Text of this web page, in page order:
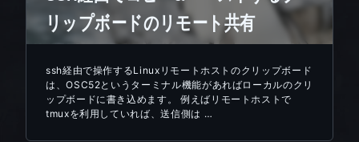
リップボードのリモート共有
ssh経由で操作するLinuxリモートホストのクリップボード
は、OSC52というターミナル機能があればローカルのクリ
ップボードに書き込めます。 例えばリモートホストで
tmuxを利用していれば、送信側は …